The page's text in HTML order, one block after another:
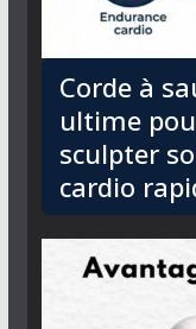
Corde à
ultime
sculpter
cardio